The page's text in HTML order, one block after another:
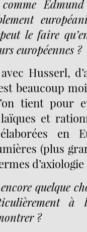
le faire
européennes ?
Husserl,
beaucoup
tient pour
et
en
(plus
d’axiologie
quelque
à
?